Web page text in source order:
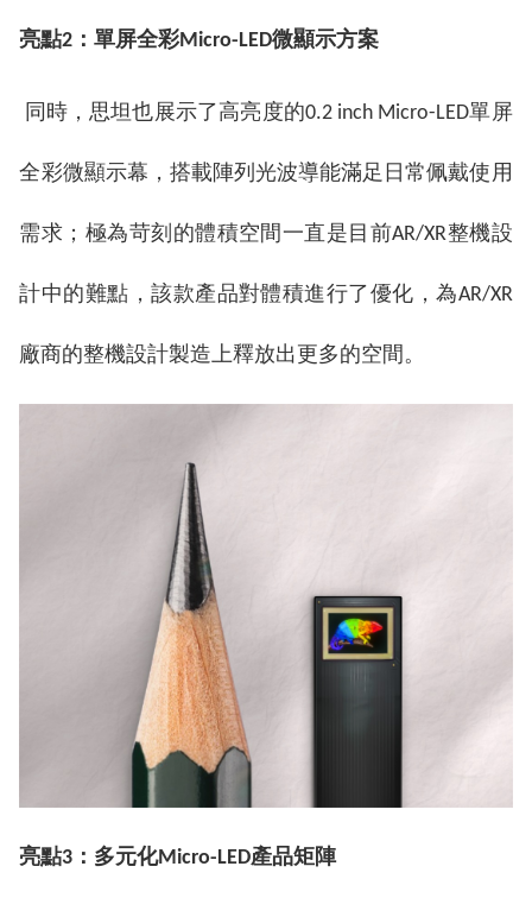
亮點2：單屏全彩Micro-LED微顯示方案
同時，思坦也展示了高亮度的0.2 inch Micro-LED單屏
全彩微顯示幕，搭載陣列光波導能滿足日常佩戴使用
需求；極為苛刻的體積空間一直是目前AR/XR整機設
計中的難點，該款產品對體積進行了優化，為AR/XR
廠商的整機設計製造上釋放出更多的空間。
亮點3：多元化Micro-LED產品矩陣